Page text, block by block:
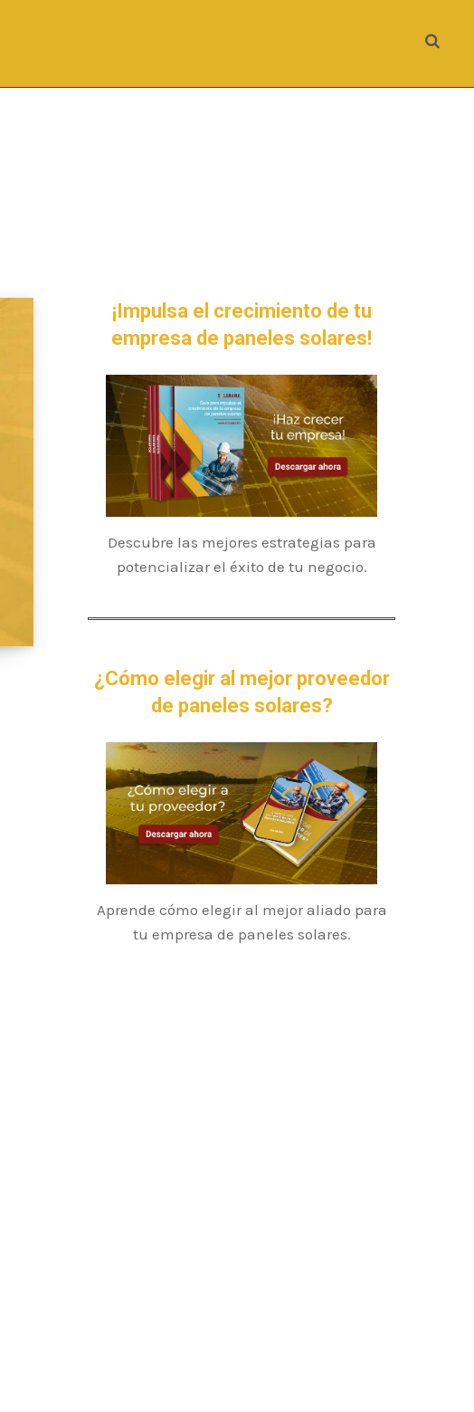
¡Impulsa el crecimiento de tu
empresa de paneles solares!
Descubre las mejores estrategias para
potencializar el éxito de tu negocio.
¿Cómo elegir al mejor proveedor
de paneles solares?
Aprende cómo elegir al mejor aliado para
tu empresa de paneles solares.